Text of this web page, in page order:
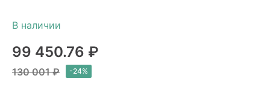
99 450.76 ₽
130 001 ₽